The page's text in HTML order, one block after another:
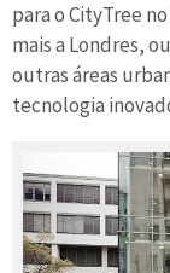
para o CityTree
mais a Londres,
outras áreas
tecnologia